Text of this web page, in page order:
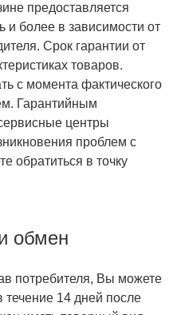
предоставляется
и более в зависимости от
Срок гарантии от
товаров.
с момента фактического
Гарантийным
центры
проблем с
обратиться в точку
обмен
потребителя, Вы можете
течение 14 дней после